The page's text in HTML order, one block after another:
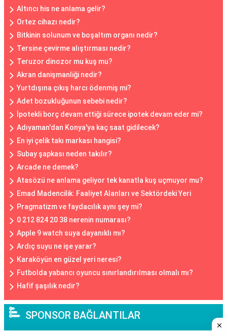
Altıncı his ne anlama gelir?
Ortez cihazı nedir?
Bitkinin solunum ve boşaltım organı nedir?
Tersine çevirme alıştırması nedir?
Teruzor dinozor mu kuş mu?
Akran danişmanliği nedir?
Yurtdışına çıkış harcı ödenmiş mi?
Adet bozukluğunun sebebi nedir?
İpotekli borç devam ettiği sürece ipotek devam eder mi?
Adıyaman'dan Konya'ya kaç saat gidilecek?
En iyi çelik takı markası hangisi?
Subay şapkası neden takılır?
Arcade ne demek?
Atasözü ne anlama geliyor tek kanatla kuş uçmuyor mu?
Emad Madencilik: Faaliyet Alanları ve Sektördeki Yeri
Pragmatizm ve faydacılık aynı şey mi?
0 212 824 20 38 nerenin numarası?
Apple 9 watch suya dayanıklı mı?
Ardıç suyu ne işe yarar?
Karaköyün en güzel yeri neresi?
Futbolda yabancı oyuncu sınırlandırılması olmalı mı?
Hafif şaşılık nedir?
SPONSOR BAĞLANTILAR